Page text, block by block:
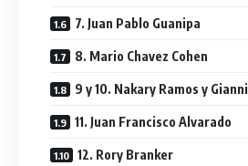
7. Juan Pablo Guanipa
8. Mario Chavez Cohen
9 y 10. Nakary Ramos y
11. Juan Francisco Alvarado
12. Rory Branker